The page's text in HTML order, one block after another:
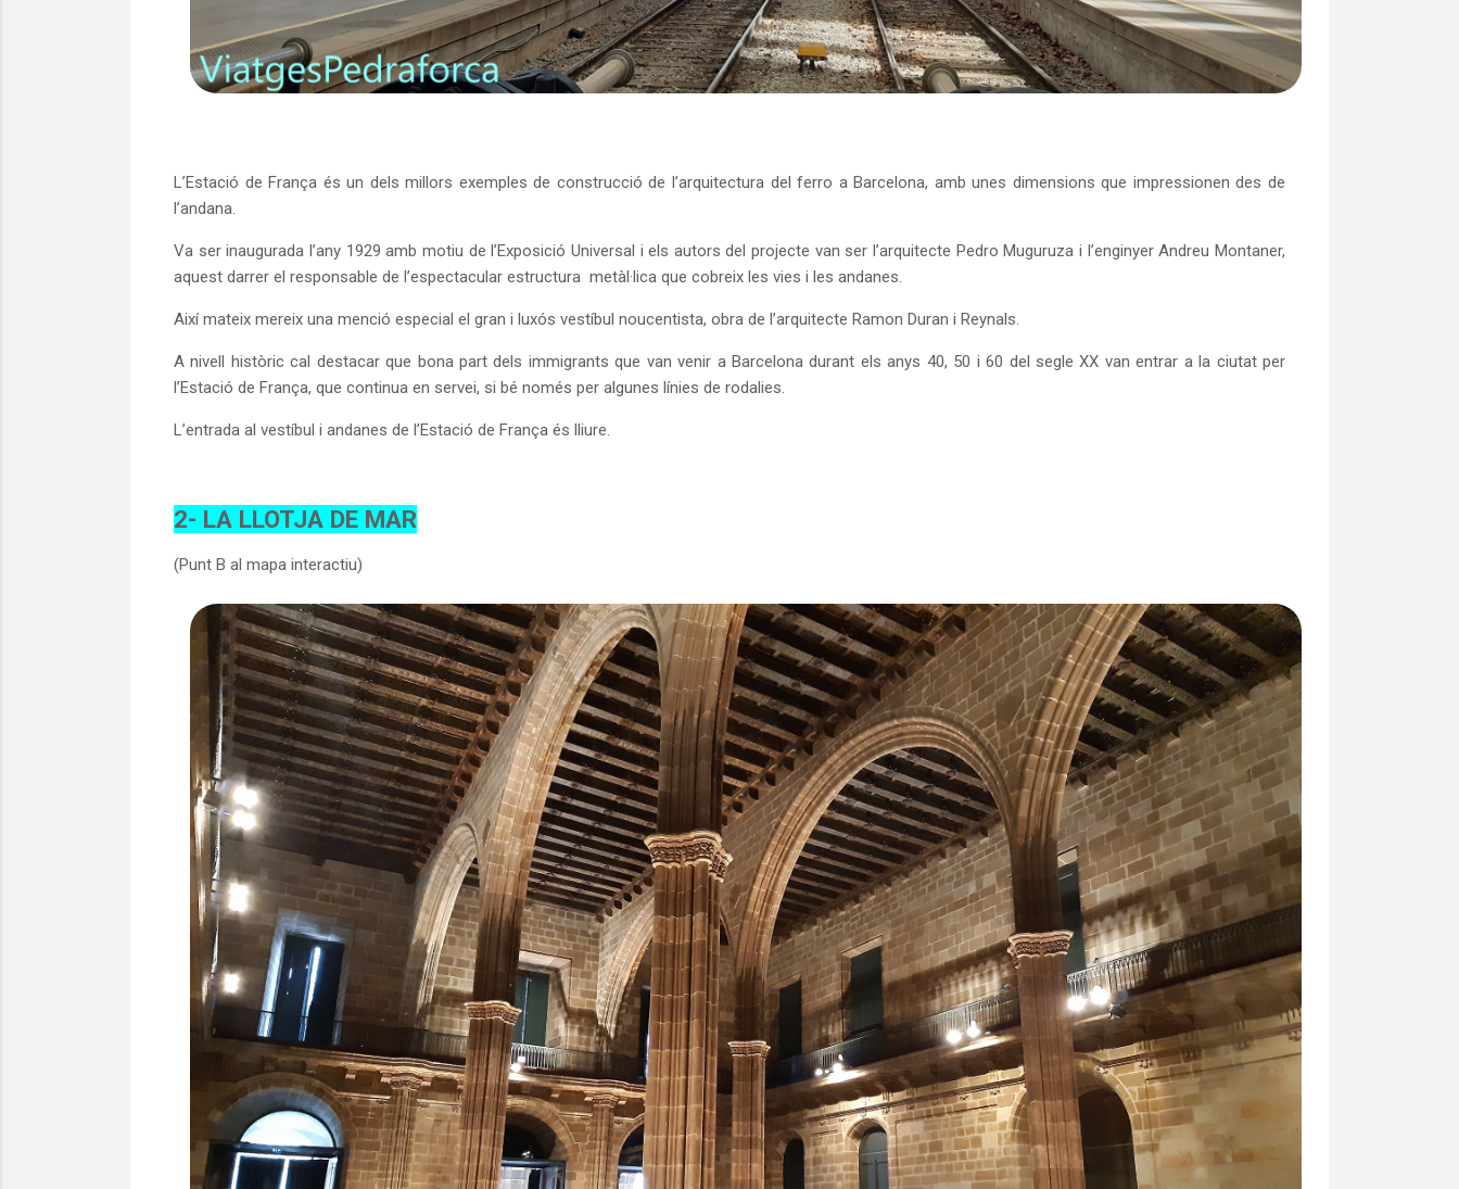
L’Estació de França és un dels millors exemples de construcció de l’arquitectura del ferro a Barcelona, amb unes dimensions que impressionen des de
l’andana.
Va ser inaugurada l’any 1929 amb motiu de l’Exposició Universal i els autors del projecte van ser l’arquitecte Pedro Muguruza i l’enginyer Andreu Montaner,
aquest darrer el responsable de l’espectacular estructura metàl·lica que cobreix les vies i les andanes.
Així mateix mereix una menció especial el gran i luxós vestíbul noucentista, obra de l’arquitecte Ramon Duran i Reynals.
A nivell històric cal destacar que bona part dels immigrants que van venir a Barcelona durant els anys 40, 50 i 60 del segle XX van entrar a la ciutat per
l’Estació de França, que continua en servei, si bé només per algunes línies de rodalies.
L’entrada al vestíbul i andanes de l’Estació de França és lliure.
2- LA LLOTJA DE MAR
(Punt B al mapa interactiu)